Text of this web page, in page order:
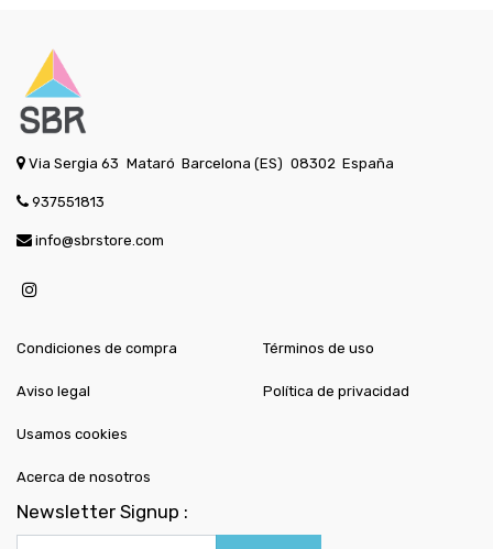
Via Sergia 63 Mataró Barcelona (ES) 08302 España
937551813
info@sbrstore.com
Condiciones de compra
Aviso legal
Términos de uso
Política de privacidad
Usamos cookies
Acerca de nosotros
Newsletter Signup :